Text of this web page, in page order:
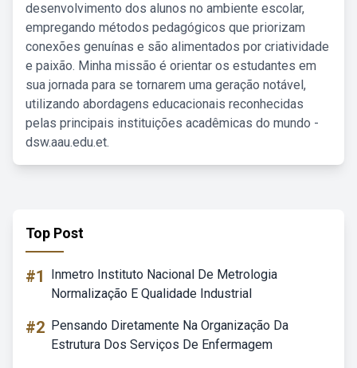
desenvolvimento dos alunos no ambiente escolar,
empregando métodos pedagógicos que priorizam
conexões genuínas e são alimentados por criatividade
e paixão. Minha missão é orientar os estudantes em
sua jornada para se tornarem uma geração notável,
utilizando abordagens educacionais reconhecidas
pelas principais instituições acadêmicas do mundo -
dsw.aau.edu.et.
Top Post
#1
Inmetro Instituto Nacional De Metrologia
Normalização E Qualidade Industrial
#2 Pensando Diretamente Na Organização Da
Estrutura Dos Serviços De Enfermagem